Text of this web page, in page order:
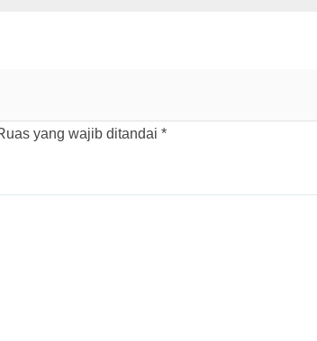
yang wajib ditandai *